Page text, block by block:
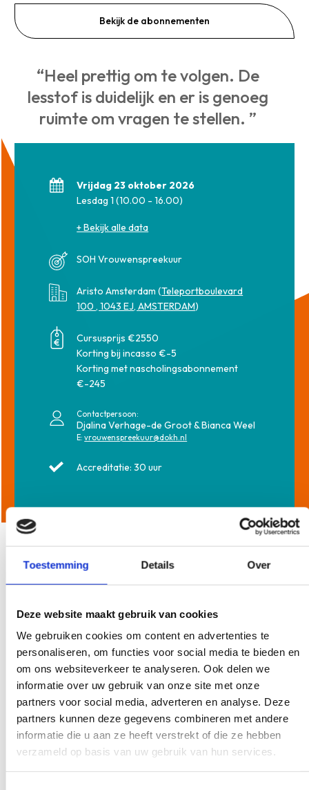
Toestemming Details Over
Deze website maakt gebruik van cookies
We gebruiken cookies om content en advertenties te
personaliseren, om functies voor social media te bieden en
om ons websiteverkeer te analyseren. Ook delen we
informatie over uw gebruik van onze site met onze
partners voor social media, adverteren en analyse. Deze
partners kunnen deze gegevens combineren met andere
informatie die u aan ze heeft verstrekt of die ze hebben
verzameld op basis van uw gebruik van hun services.
Bekijk de abonnementen
“Heel prettig om te volgen. De
lesstof is duidelijk en er is genoeg
ruimte om vragen te stellen. ”
Vrijdag 23 oktober 2026
Lesdag 1 (10.00 - 16.00)
+ Bekijk alle data
SOH Vrouwenspreekuur
Aristo Amsterdam (Teleportboulevard
100 , 1043 EJ, AMSTERDAM)
Cursusprijs €2550
Korting bij incasso €-5
Korting met nascholingsabonnement
€-245
Contactpersoon:
Djalina Verhage-de Groot & Bianca Weel
E:vrouwenspreekuur@dokh.nl
Accreditatie: 30 uur
Wat ga ik leren?
Vrouwenspreekuur ondersteuner huisarts biedt verdieping en